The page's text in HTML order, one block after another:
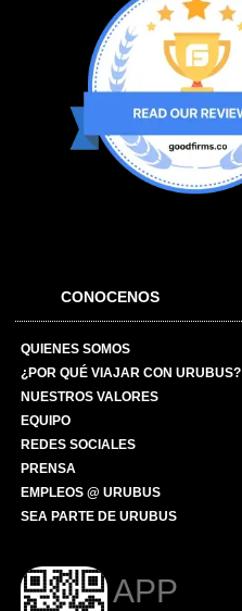
CONOCENOS
QUIENES SOMOS
¿POR QUÉ VIAJAR CON URUBUS?
NUESTROS VALORES
EQUIPO
REDES SOCIALES
PRENSA
EMPLEOS @ URUBUS
SEA PARTE DE URUBUS
APP